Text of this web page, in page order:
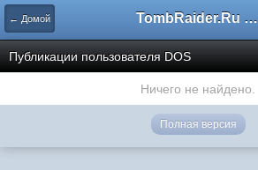
← Домой TombRaider.Ru - Форумы
Публикации пользователя DOS
Ничего не найдено.
Полная версия